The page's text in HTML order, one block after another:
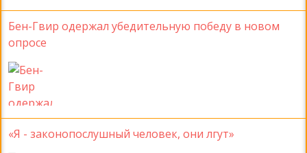
Бен-Гвир одержал убедительную победу в новом
опросе
«Я - законопослушный человек, они лгут»